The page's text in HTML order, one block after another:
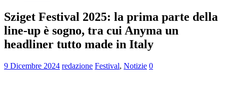
Sziget Festival 2025: la prima parte della
line-up è sogno, tra cui Anyma un
headliner tutto made in Italy
9 Dicembre 2024 redazione Festival, Notizie 0